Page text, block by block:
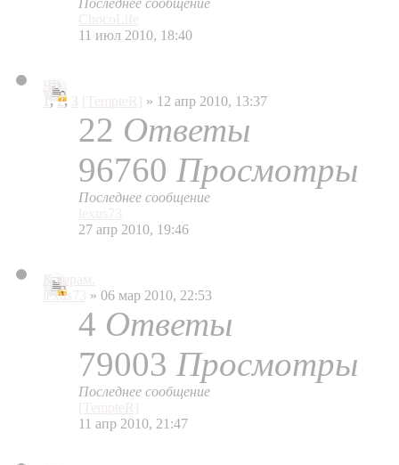
Последнее сообщение
11 июл 2010, 18:40
ЧВ
,2, » 12 апр 2010, 13:37
22 Ответы
96760 Просмотры
Последнее сообщение
27 апр 2010, 19:46
К корам.
lexus73
» 06 мар 2010, 22:53
4 Ответы
79003 Просмотры
Последнее сообщение
11 апр 2010, 21:47